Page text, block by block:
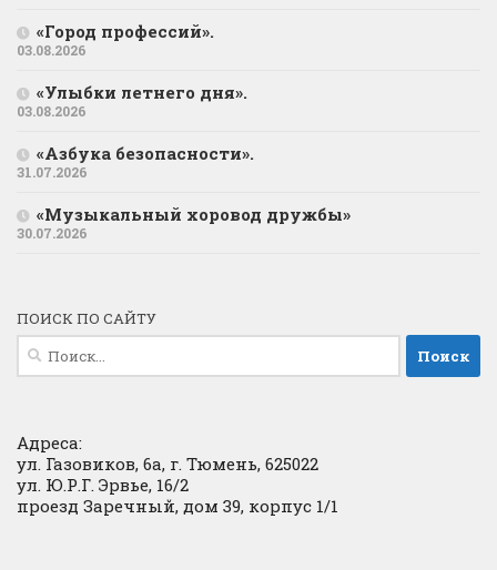
«Город профессий».
03.08.2026
«Улыбки летнего дня».
03.08.2026
«Азбука безопасности».
31.07.2026
«Музыкальный хоровод дружбы»
30.07.2026
ПОИСК ПО САЙТУ
Найти:
Адреса:
ул. Газовиков, 6а, г. Тюмень, 625022
ул. Ю.Р.Г. Эрвье, 16/2
проезд Заречный, дом 39, корпус 1/1